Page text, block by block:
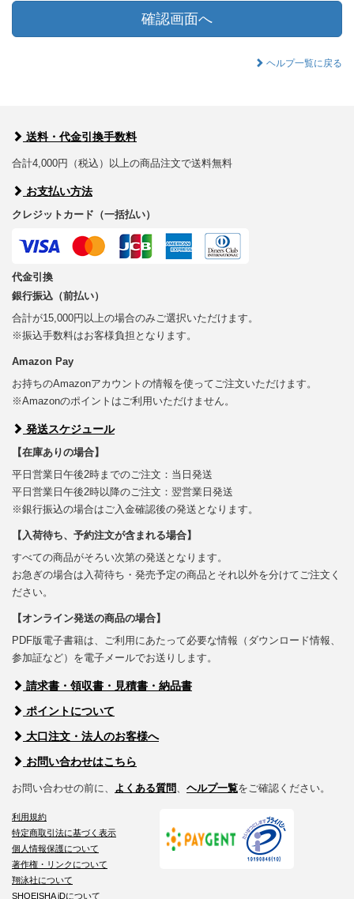
確認画面へ
ヘルプ一覧に戻る
送料・代金引換手数料
合計4,000円（税込）以上の商品注文で送料無料
お支払い方法
クレジットカード（一括払い）
代金引換
銀行振込（前払い）
合計が15,000円以上の場合のみご選択いただけます。
※振込手数料はお客様負担となります。
Amazon Pay
お持ちのAmazonアカウントの情報を使ってご注文いただけます。
※Amazonのポイントはご利用いただけません。
発送スケジュール
【在庫ありの場合】
平日営業日午後2時までのご注文：当日発送
平日営業日午後2時以降のご注文：翌営業日発送
※銀行振込の場合はご入金確認後の発送となります。
【入荷待ち、予約注文が含まれる場合】
すべての商品がそろい次第の発送となります。
お急ぎの場合は入荷待ち・発売予定の商品とそれ以外を分けてご注文く
ださい。
【オンライン発送の商品の場合】
PDF版電子書籍は、ご利用にあたって必要な情報（ダウンロード情報、
参加証など）を電子メールでお送りします。
請求書・領収書・見積書・納品書
ポイントについて
大口注文・法人のお客様へ
お問い合わせはこちら
お問い合わせの前に、 よくある質問 ヘルプ一覧をご確認ください。
利用規約
特定商取引法に基づく表示
個人情報保護について
著作権・リンクについて
翔泳社について
SHOEISHA iDについて